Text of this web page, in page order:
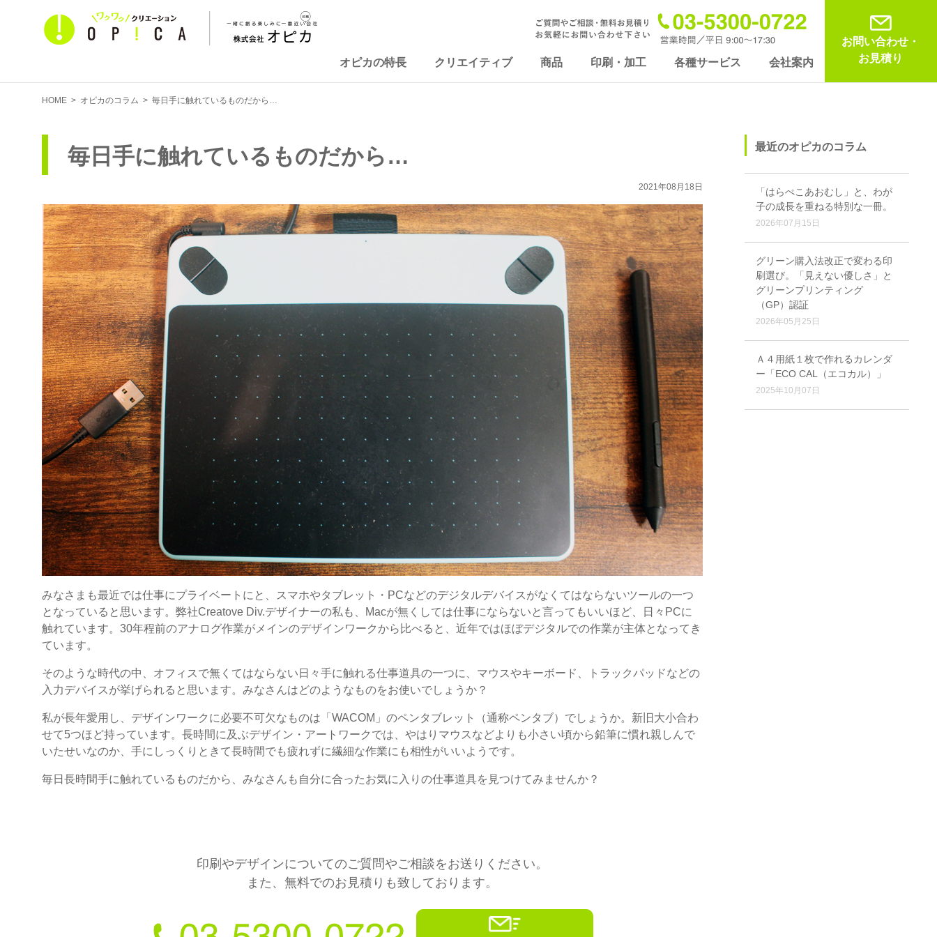
オピカの特長 クリエイティブ 商品 印刷・加工 各種サービス 会社案内
お問い合わせ・
お見積り
HOME > オピカのコラム > 毎日手に触れているものだから…
毎日手に触れているものだから…
2021年08月18日
みなさまも最近では仕事にプライベートにと、スマホやタブレット・PCなどのデジタルデバイスがなくてはならないツールの一つ
となっていると思います。弊社Creatove Div.デザイナーの私も、Macが無くしては仕事にならないと言ってもいいほど、日々PCに
触れています。30年程前のアナログ作業がメインのデザインワークから比べると、近年ではほぼデジタルでの作業が主体となってき
ています。
そのような時代の中、オフィスで無くてはならない日々手に触れる仕事道具の一つに、マウスやキーボード、トラックパッドなどの
入力デバイスが挙げられると思います。みなさんはどのようなものをお使いでしょうか？
私が長年愛用し、デザインワークに必要不可欠なものは「WACOM」のペンタブレット（通称ペンタブ）でしょうか。新旧大小合わ
せて5つほど持っています。長時間に及ぶデザイン・アートワークでは、やはりマウスなどよりも小さい頃から鉛筆に慣れ親しんで
いたせいなのか、手にしっくりときて長時間でも疲れずに繊細な作業にも相性がいいようです。
毎日長時間手に触れているものだから、みなさんも自分に合ったお気に入りの仕事道具を見つけてみませんか？
印刷やデザインについてのご質問やご相談をお送りください。
また、無料でのお見積りも致しております。
最近のオピカのコラム
「はらぺこあおむし」と、わが
子の成長を重ねる特別な一冊。
2026年07月15日
グリーン購入法改正で変わる印
刷選び。「見えない優しさ」と
グリーンプリンティング
（GP）認証
2026年05月25日
Ａ４用紙１枚で作れるカレンダ
ー「ECO CAL（エコカル）」
2025年10月07日